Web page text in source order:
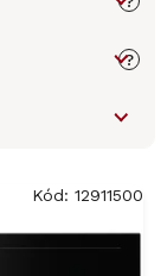
?
Kód: 12911500